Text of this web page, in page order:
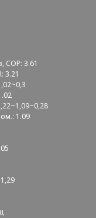
COP: 3.61
3.21
1.09